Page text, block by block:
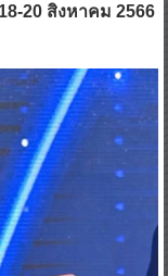
20 สิงหาคม 2566